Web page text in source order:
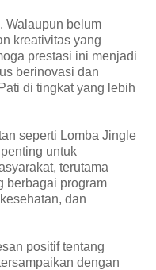
Walaupun belum
kreativitas yang
prestasi ini menjadi
berinovasi dan
di tingkat yang lebih
seperti Lomba Jingle
untuk
terutama
berbagai program
dan
positif tentang
dengan